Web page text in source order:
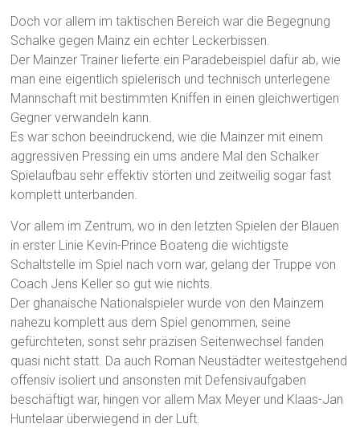
Doch vor allem im taktischen Bereich war die Begegnung
Schalke gegen Mainz ein echter Leckerbissen.
Der Mainzer Trainer lieferte ein Paradebeispiel dafür ab, wie
man eine eigentlich spielerisch und technisch unterlegene
Mannschaft mit bestimmten Kniffen in einen gleichwertigen
Gegner verwandeln kann.
Es war schon beeindruckend, wie die Mainzer mit einem
aggressiven Pressing ein ums andere Mal den Schalker
Spielaufbau sehr effektiv störten und zeitweilig sogar fast
komplett unterbanden.
Vor allem im Zentrum, wo in den letzten Spielen der Blauen
in erster Linie Kevin-Prince Boateng die wichtigste
Schaltstelle im Spiel nach vorn war, gelang der Truppe von
Coach Jens Keller so gut wie nichts.
Der ghanaische Nationalspieler wurde von den Mainzern
nahezu komplett aus dem Spiel genommen, seine
gefürchteten, sonst sehr präzisen Seitenwechsel fanden
quasi nicht statt. Da auch Roman Neustädter weitestgehend
offensiv isoliert und ansonsten mit Defensivaufgaben
beschäftigt war, hingen vor allem Max Meyer und Klaas-Jan
Huntelaar überwiegend in der Luft.